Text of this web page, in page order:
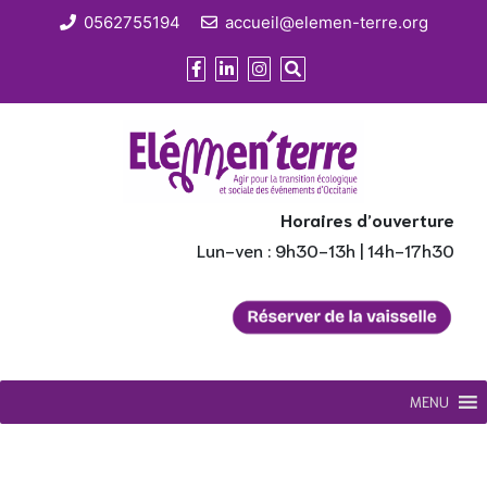
0562755194 accueil@elemen-terre.org
Horaires d’ouverture
Lun-ven : 9h30-13h | 14h-17h30
MENU